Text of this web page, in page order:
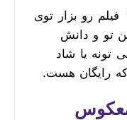
فیلم رو بزار توی
تو و دانش
تونه یا شاد
که رایگان هست.
معکوس